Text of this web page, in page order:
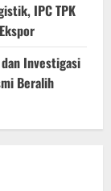
IPC TPK
Investigasi
Beralih